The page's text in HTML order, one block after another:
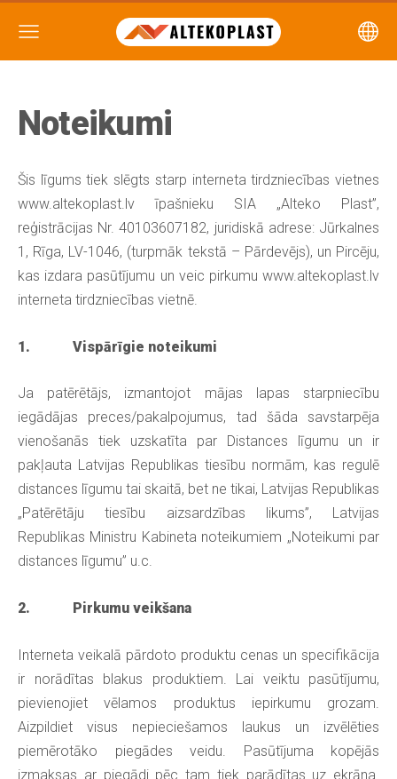
Noteikumi
Šis līgums tiek slēgts starp interneta tirdzniecības vietnes
www.altekoplast.lv īpašnieku SIA „Alteko Plast”,
reģistrācijas Nr. 40103607182, juridiskā adrese: Jūrkalnes
1, Rīga, LV-1046, (turpmāk tekstā – Pārdevējs), un Pircēju,
kas izdara pasūtījumu un veic pirkumu www.altekoplast.lv
interneta tirdzniecības vietnē.
1. Vispārīgie noteikumi
Ja patērētājs, izmantojot mājas lapas starpniecību
iegādājas preces/pakalpojumus, tad šāda savstarpēja
vienošanās tiek uzskatīta par Distances līgumu un ir
pakļauta Latvijas Republikas tiesību normām, kas regulē
distances līgumu tai skaitā, bet ne tikai, Latvijas Republikas
„Patērētāju tiesību aizsardzības likums”, Latvijas
Republikas Ministru Kabineta noteikumiem „Noteikumi par
distances līgumu” u.c.
2. Pirkumu veikšana
Interneta veikalā pārdoto produktu cenas un specifikācija
ir norādītas blakus produktiem. Lai veiktu pasūtījumu,
pievienojiet vēlamos produktus iepirkumu grozam.
Aizpildiet visus nepieciešamos laukus un izvēlēties
piemērotāko piegādes veidu. Pasūtījuma kopējās
izmaksas ar piegādi pēc tam tiek parādītas uz ekrāna.